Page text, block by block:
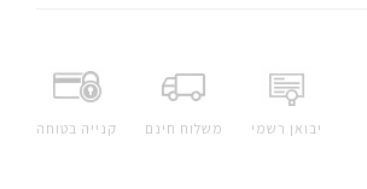
יבואן רשמי משלוח חינם קנייה בטוחה